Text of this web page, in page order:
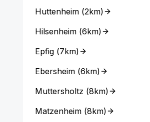
Huttenheim(2km)
Hilsenheim(6km)
Epfig(7km)
Ebersheim(6km)
Muttersholtz (8km)
Matzenheim(8km)